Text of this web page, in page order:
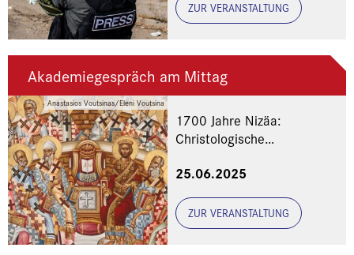
ZUR VERANSTALTUNG
Anastasios Voutsinas/Eleni Voutsina
Akademiegespräch am Mittag
1700 Jahre Nizäa:
Christologische
25.06.2025
ZUR VERANSTALTUNG